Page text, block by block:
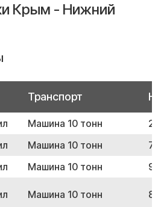
Крым - Нижний
Транспорт
Машина 10 тонн
Машина 10 тонн
Машина 10 тонн
Машина 10 тонн